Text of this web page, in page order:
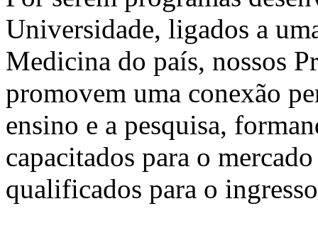
Universidade, ligados a
Medicina do país, nossos
promovem uma conexão
ensino e a pesquisa,
capacitados para o
qualificados para o